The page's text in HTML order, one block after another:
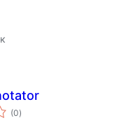
(0общий
рейтинг
)